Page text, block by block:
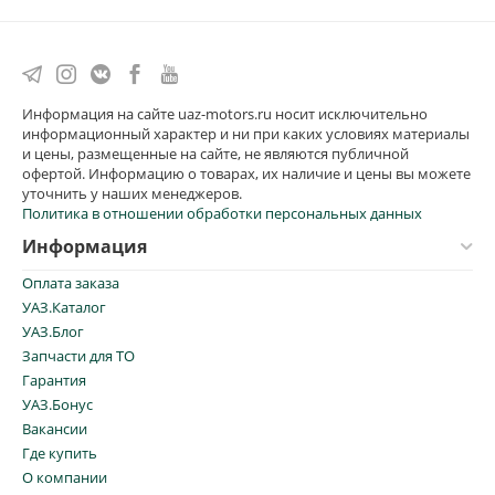
Информация на сайте uaz-motors.ru носит исключительно
информационный характер и ни при каких условиях материалы
и цены, размещенные на сайте, не являются публичной
офертой. Информацию о товарах, их наличие и цены вы можете
уточнить у наших менеджеров.
Политика в отношении обработки персональных данных
Информация
Оплата заказа
УАЗ.Каталог
УАЗ.Блог
Запчасти для ТО
Гарантия
УАЗ.Бонус
Вакансии
Где купить
О компании